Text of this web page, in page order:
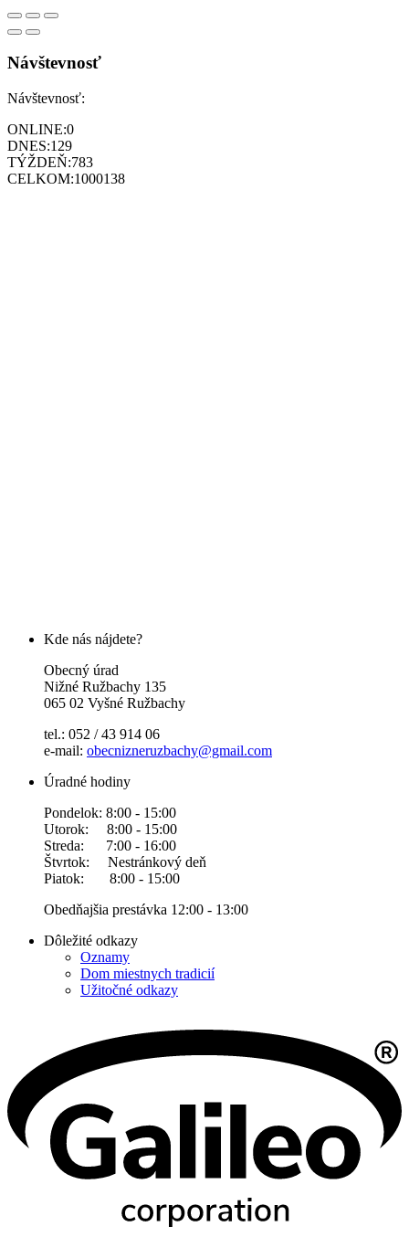
Návštevnosť
Návštevnosť:
ONLINE:0
DNES:129
TÝŽDEŇ:783
CELKOM:1000138
Kde nás nájdete?
Obecný úrad
Nižné Ružbachy 135
065 02 Vyšné Ružbachy
tel.: 052 / 43 914 06
e-mail: obecnizneruzbachy@gmail.com
Úradné hodiny
Pondelok: 8:00 - 15:00
Utorok: 8:00 - 15:00
Streda: 7:00 - 16:00
Štvrtok: Nestránkový deň
Piatok: 8:00 - 15:00
Obedňajšia prestávka 12:00 - 13:00
Dôležité odkazy
Oznamy
Dom miestnych tradicií
Užitočné odkazy